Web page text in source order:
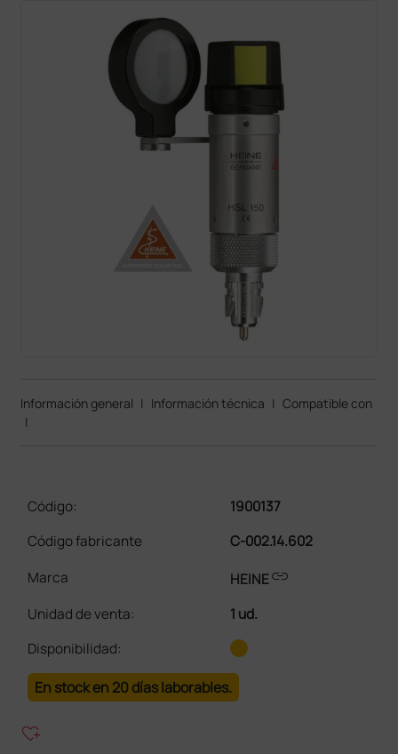
Información general | Información técnica | Compatible con
|
Código:
1900137
Código fabricante
C-002.14.602
Marca
HEINElink
Unidad de venta:
1 ud.
Disponibilidad:
En stock en 20 días laborables.
heart_plus